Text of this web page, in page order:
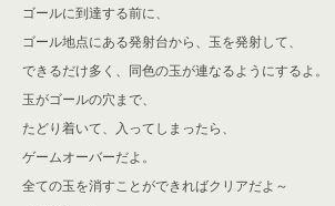
ゴールに到達する前に、
ゴール地点にある発射台から、玉を発射して、
できるだけ多く、同色の玉が連なるようにするよ。
玉がゴールの穴まで、
たどり着いて、入ってしまったら、
ゲームオーバーだよ。
全ての玉を消すことができればクリアだよ～